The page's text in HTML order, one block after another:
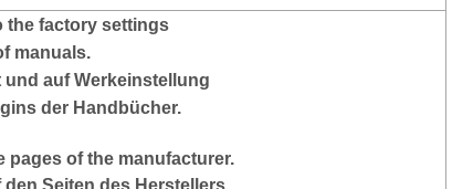
the factory settings
manuals.
auf Werkeinstellung
der Handbücher.
pages of the manufacturer.